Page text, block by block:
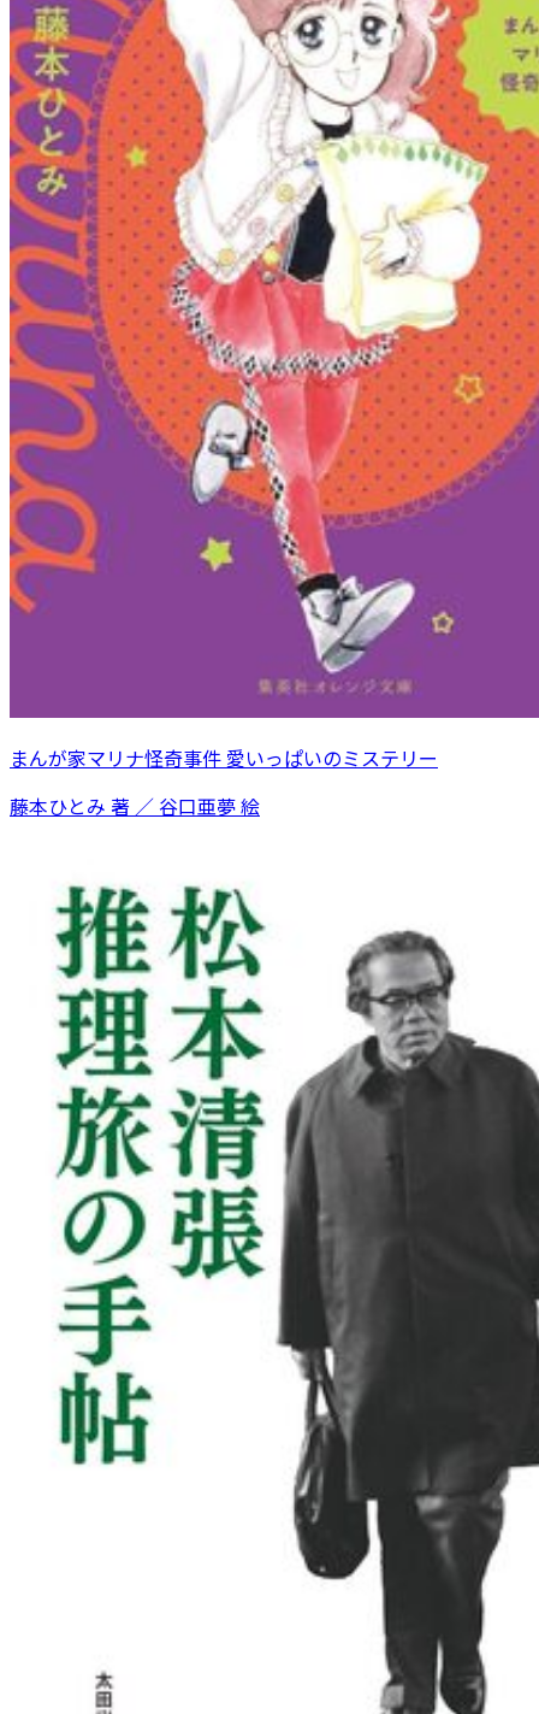
まんが家マリナ怪奇事件 愛いっぱいのミステリー
藤本ひとみ 著 ／ 谷口亜夢 絵